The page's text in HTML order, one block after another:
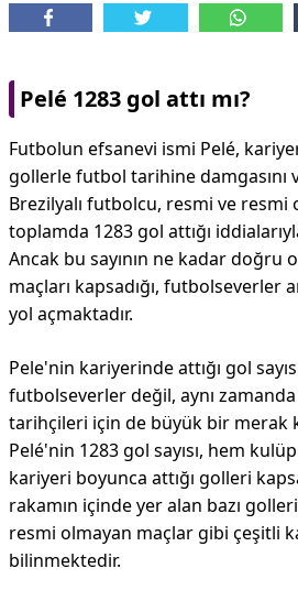
Pelé 1283 gol attı mı?
Futbolun efsanevi ismi Pelé,
gollerle futbol tarihine
Brezilyalı futbolcu, resmi ve
toplamda 1283 gol attığı
Ancak bu sayının ne kadar doğru
maçları kapsadığı, futbolseverler
yol açmaktadır.
Pele'nin kariyerinde attığı gol
futbolseverler değil, aynı
tarihçileri için de büyük bir merak
Pelé'nin 1283 gol sayısı, hem
kariyeri boyunca attığı golleri
rakamın içinde yer alan bazı
resmi olmayan maçlar gibi çeşitli
bilinmektedir.